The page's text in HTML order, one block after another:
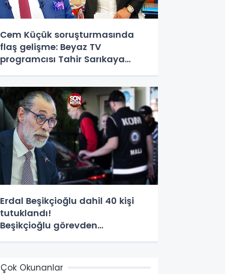
Cem Küçük soruşturmasında
flaş gelişme: Beyaz TV
programcısı Tahir Sarıkaya
Erdal Beşikçioğlu dahil 40 kişi
tutuklandı!
Beşikçioğlu görevden
Çok Okunanlar